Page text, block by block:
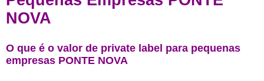
NOVA
O que é o valor de private label para pequenas
empresas PONTE NOVA